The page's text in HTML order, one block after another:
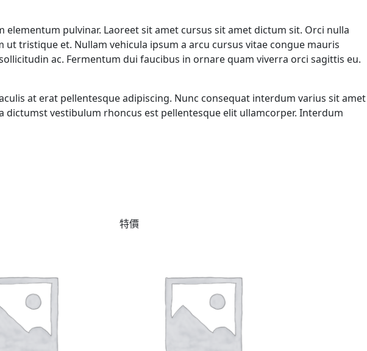
pulvinar. Laoreet sit amet cursus sit amet dictum sit. Orci nulla
tristique et. Nullam vehicula ipsum a arcu cursus vitae congue mauris
ac. Fermentum dui faucibus in ornare quam viverra orci sagittis eu.
at erat pellentesque adipiscing. Nunc consequat interdum varius sit amet
dictumst vestibulum rhoncus est pellentesque elit ullamcorper. Interdum
特價